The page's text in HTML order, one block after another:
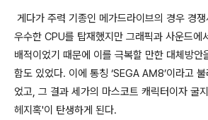
게다가 주력 기종인 메가드라이브의 경우 경
우수한 CPU를 탑재했지만 그래픽과 사운드에
배적이었기 때문에 이를 극복할 만한 대체방안
함도 있었다. 이에 통칭 ‘SEGA AM8’이라고
었고, 그 결과 세가의 마스코트 캐릭터이자 굴
헤지혹'이 탄생하게 된다.